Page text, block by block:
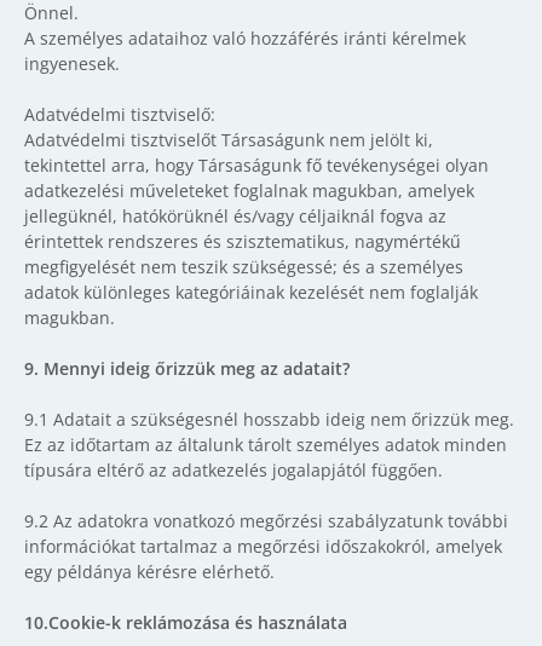
Önnel.
A személyes adataihoz való hozzáférés iránti kérelmek
ingyenesek.
Adatvédelmi tisztviselő:
Adatvédelmi tisztviselőt Társaságunk nem jelölt ki,
tekintettel arra, hogy Társaságunk fő tevékenységei olyan
adatkezelési műveleteket foglalnak magukban, amelyek
jellegüknél, hatókörüknél és/vagy céljaiknál fogva az
érintettek rendszeres és szisztematikus, nagymértékű
megfigyelését nem teszik szükségessé; és a személyes
adatok különleges kategóriáinak kezelését nem foglalják
magukban.
9. Mennyi ideig őrizzük meg az adatait?
9.1 Adatait a szükségesnél hosszabb ideig nem őrizzük meg.
Ez az időtartam az általunk tárolt személyes adatok minden
típusára eltérő az adatkezelés jogalapjától függően.
9.2 Az adatokra vonatkozó megőrzési szabályzatunk további
információkat tartalmaz a megőrzési időszakokról, amelyek
egy példánya kérésre elérhető.
10.Cookie-k reklámozása és használata